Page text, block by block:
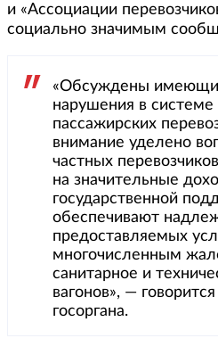
и «Ассоциации
социально значимым
«Обсуждены
нарушения в системе
пассажирских
внимание уделено
частных
на значительные
государственной
обеспечивают
предоставляемых
многочисленным
санитарное и
вагонов», —
госоргана.